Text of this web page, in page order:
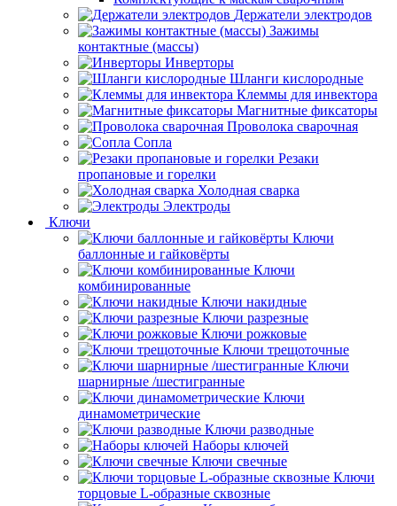
Держатели электродов
Зажимы
контактные (массы)
Инверторы
Шланги кислородные
Клеммы для инвектора
Магнитные фиксаторы
Проволока сварочная
Сопла
Резаки
пропановые и горелки
Холодная сварка
Электроды
Ключи
Ключи
баллонные и гайковёрты
Ключи
комбинированные
Ключи накидные
Ключи разрезные
Ключи рожковые
Ключи трещоточные
Ключи
шарнирные /шестигранные
Ключи
динамометрические
Ключи разводные
Наборы ключей
Ключи свечные
Ключи
торцовые L-образные сквозные